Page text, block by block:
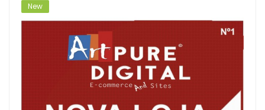
New